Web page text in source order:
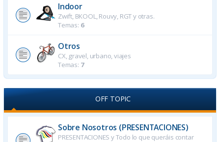
Indoor
Zwift, BKOOL, Rouvy, RGT y otras.
Temas: 6
Otros
CX, gravel, urbano, viajes
Temas: 7
OFF TOPIC
Sobre Nosotros (PRESENTACIONES)
PRESENTACIONES y Todo lo que queráis contar